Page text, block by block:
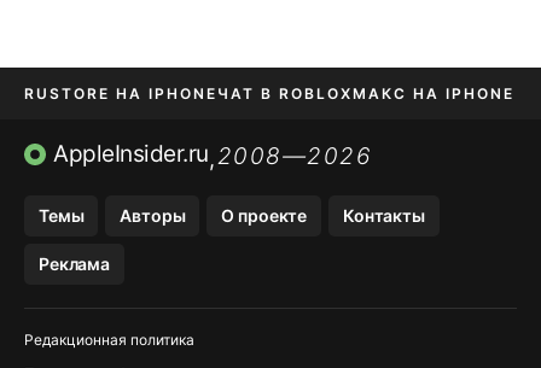
RUSTORE НА IPHONE ЧАТ В ROBLOXМАКС НА IPHONE
AVITO НА IPHONEВТБ ОНЛАЙН TIKTOK НА IPHONE
AppleInsider.ru,2008—2026
Темы Авторы О проекте Контакты
Реклама
Редакционная политика